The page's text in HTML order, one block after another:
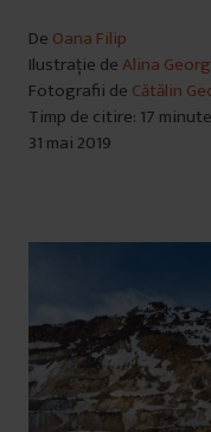
De Oana Filip
Ilustrație deAlina
Fotografii de Cătălin
Timp de citire: 17 minute
31 mai 2019